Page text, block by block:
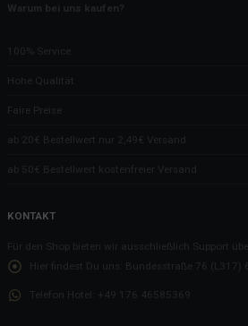
Warum bei uns kaufen?
100% Service
Hohe Qualität
Faire Preise
ab 20€ Bestellwert nur 2,49€ Versand
ab 50€ Bestellwert kostenfreier Versand
KONTAKT
Für den Shop bieten wir ausschließlich Support
Hier findest Du uns:
Bundesstraße 76 (L317)
Telefon Hotel: +49 176 46585369